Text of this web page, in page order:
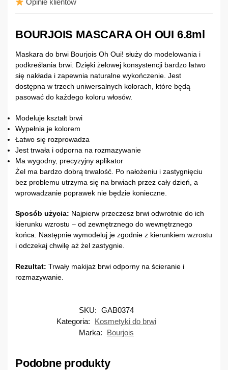
Opinie klientów
BOURJOIS MASCARA OH OUI 6.8ml
Maskara do brwi Bourjois Oh Oui! służy do modelowania i
podkreślania brwi. Dzięki żelowej konsystencji bardzo łatwo
się nakłada i zapewnia naturalne wykończenie. Jest
dostępna w trzech uniwersalnych kolorach, które będą
pasować do każdego koloru włosów.
Modeluje kształt brwi
Wypełnia je kolorem
Łatwo się rozprowadza
Jest trwała i odporna na rozmazywanie
Ma wygodny, precyzyjny aplikator
Żel ma bardzo dobrą trwałość. Po nałożeniu i zastygnięciu
bez problemu utrzyma się na brwiach przez cały dzień, a
wprowadzanie poprawek nie będzie konieczne.
Sposób użycia: Najpierw przeczesz brwi odwrotnie do ich
kierunku wzrostu – od zewnętrznego do wewnętrznego
końca. Następnie wymodeluj je zgodnie z kierunkiem wzrostu
i odczekaj chwilę aż żel zastygnie.
Rezultat: Trwały makijaż brwi odporny na ścieranie i
rozmazywanie.
SKU: GAB0374
Kategoria:
Kosmetyki do brwi
Marka:
Bourjois
Podobne produkty